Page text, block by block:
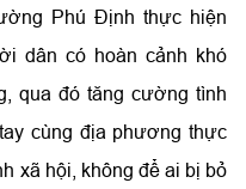
Phú Định thực hiện
dân có hoàn cảnh khó
qua đó tăng cường tình
cùng địa phương thực
xã hội, không để ai bị bỏ